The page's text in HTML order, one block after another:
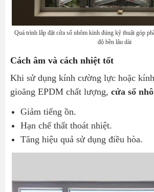
Quá trình lắp đặt cửa sổ nhôm kính đúng kỹ thuật góp
độ bền lâu dài
Cách âm và cách nhiệt tốt
Khi sử dụng kính cường lực hoặc
gioăng EPDM chất lượng, cửa sổ
Giảm tiếng ồn.
Hạn chế thất thoát nhiệt.
Tăng hiệu quả sử dụng điều hòa.